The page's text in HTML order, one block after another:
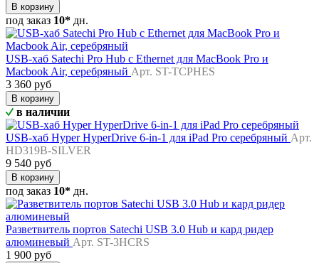
В корзину
под заказ 10* дн.
USB-хаб Satechi Pro Hub с Ethernet для MacBook Pro и
Macbook Air, серебряный Арт. ST-TCPHES
3 360 руб
В корзину
в наличии
USB-хаб Hyper HyperDrive 6-in-1 для iPad Pro серебряный Арт.
HD319B-SILVER
9 540 руб
В корзину
под заказ 10* дн.
Разветвитель портов Satechi USB 3.0 Hub и кард ридер
алюминевый Арт. ST-3HCRS
1 900 руб